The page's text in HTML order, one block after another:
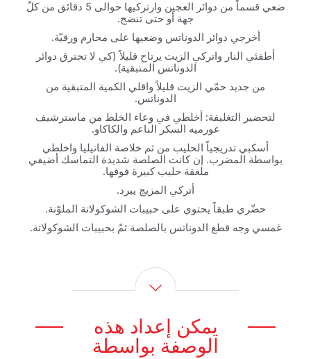
ضعي قسماً من دوائر العجين وارتركيها حوالى 5 دقائق من كلّ
جهة أو حتى تنضج.
أخرجي دوائر الدوناتس وضعيها على محارم ورقيّة.
أطفئي النار واتركي الزيت يرتاح قليلاً (كي لا تحترق دوائر
الدوناتس المتبقية).
من جديد حمّي الزيت قليلاً واقلي الكمية المتبقية من
الدوناتس.
لتحضير التغليفة: أخلطي في وعاء الخلط من ماسترشيف
غورميه السكر الناعم والكاكاو.
أسكبي تدريجياً الحليب من ثم خلاصة الفانيليا واخلطي
بواسطة المضرب. إن كانت الصلصة شديدة التماسك أضيفي
ملعقة حليب كبيرة فوقها.
أتركي المزيج يبرد.
حضّري طبقاً يحتوي على حبيبات الشوكولاتة الملوّنة.
غمسي وجه قطع الدوناتس بالصلصة ثمّ بحبيبات الشوكولاتة.
يمكن إعداد هذه
الوصفة بواسطة